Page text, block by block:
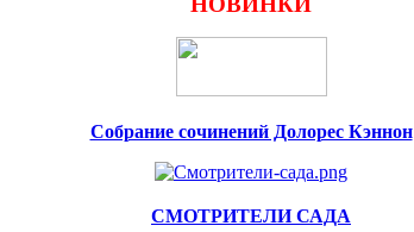
Собрание сочинений Долорес Кэннон
СМОТРИТЕЛИ САДА